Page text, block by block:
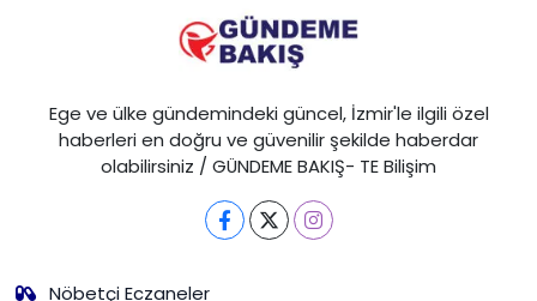
Ege ve ülke gündemindeki güncel, İzmir'le ilgili özel
haberleri en doğru ve güvenilir şekilde haberdar
olabilirsiniz / GÜNDEME BAKIŞ- TE Bilişim
Nöbetçi Eczaneler